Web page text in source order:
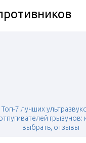
Топ-7 лучших
грызунов:
выбрать, отзывы